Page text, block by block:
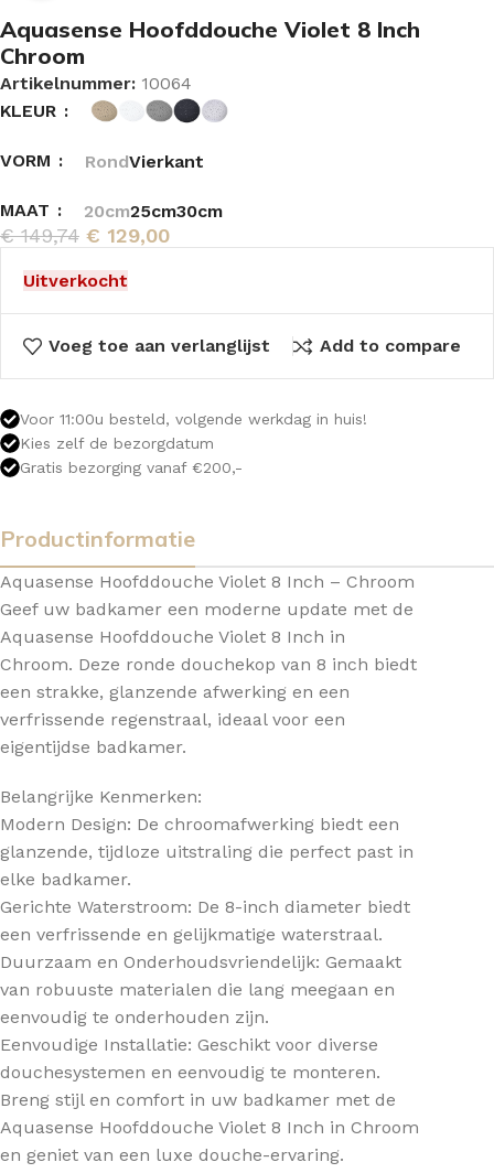
Aquasense Hoofddouche Violet 8 Inch
Chroom
Artikelnummer: 10064
KLEUR
VORM RondVierkant
MAAT 20cm25cm30cm
€149,74 € 129,00
Uitverkocht
Voeg toe aan verlanglijst Add to compare
Voor 11:00u besteld, volgende werkdag in huis!
Kies zelf de bezorgdatum
Gratis bezorging vanaf €200,-
Productinformatie
Aquasense Hoofddouche Violet 8 Inch – Chroom
Geef uw badkamer een moderne update met de
Aquasense Hoofddouche Violet 8 Inch in
Chroom. Deze ronde douchekop van 8 inch biedt
een strakke, glanzende afwerking en een
verfrissende regenstraal, ideaal voor een
eigentijdse badkamer.
Belangrijke Kenmerken:
Modern Design: De chroomafwerking biedt een
glanzende, tijdloze uitstraling die perfect past in
elke badkamer.
Gerichte Waterstroom: De 8-inch diameter biedt
een verfrissende en gelijkmatige waterstraal.
Duurzaam en Onderhoudsvriendelijk: Gemaakt
van robuuste materialen die lang meegaan en
eenvoudig te onderhouden zijn.
Eenvoudige Installatie: Geschikt voor diverse
douchesystemen en eenvoudig te monteren.
Breng stijl en comfort in uw badkamer met de
Aquasense Hoofddouche Violet 8 Inch in Chroom
en geniet van een luxe douche-ervaring.